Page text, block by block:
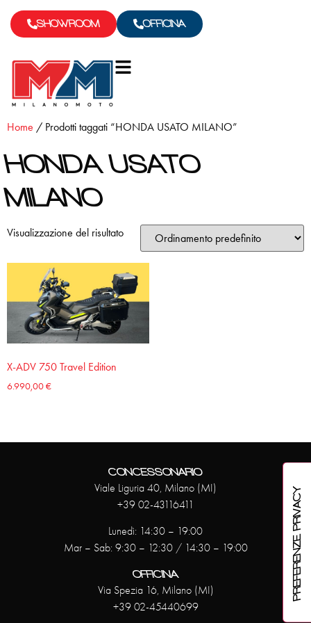
SHOWROOM OFFICINA
Home / Prodotti taggati “HONDA USATO MILANO”
HONDA USATO
MILANO
Visualizzazione del risultato
X-ADV 750 Travel Edition
6.990,00€
CONCESSONARIO
Viale Liguria 40, Milano (MI)
+39 02-43116411
Lunedì: 14:30 – 19:00
Mar – Sab: 9:30 – 12:30 / 14:30 – 19:00
OFFICINA
Via Spezia 16, Milano (MI)
+39 02-45440699